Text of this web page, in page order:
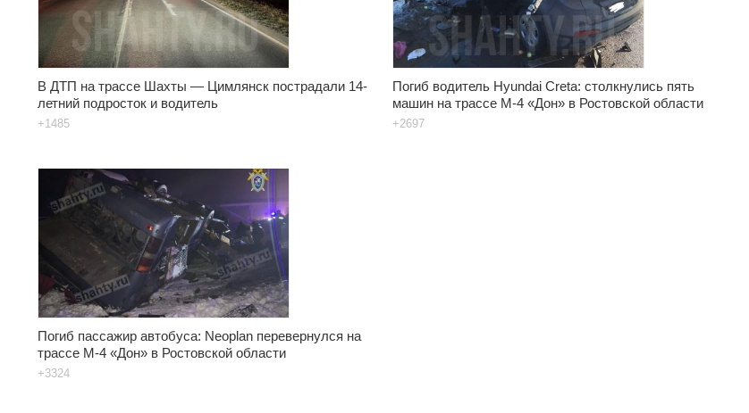
В ДТП на трассе Шахты — Цимлянск пострадали 14-
летний подросток и водитель
+1485
Погиб водитель Hyundai Creta: столкнулись пять
машин на трассе М-4 «Дон» в Ростовской области
+2697
Погиб пассажир автобуса: Neoplan перевернулся на
трассе М-4 «Дон» в Ростовской области
+3324